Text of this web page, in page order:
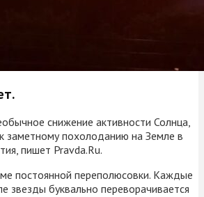
снижение активности Солнца,
заметному похолоданию на Земле в
пишет Pravda.Ru.
постоянной переполюсовки. Каждые
звезды буквально переворачивается